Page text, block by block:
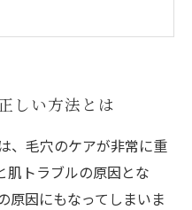
しい方法とは
、毛穴のケアが非常に重
肌トラブルの原因とな
原因にもなってしまいま